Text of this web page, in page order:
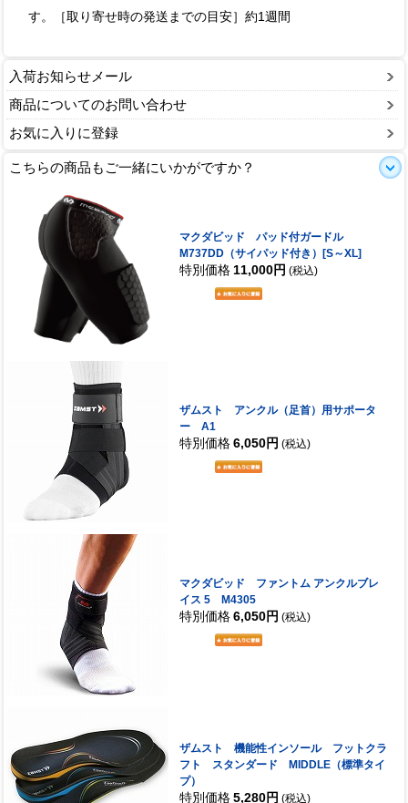
す。［取り寄せ時の発送までの目安］約1週間
入荷お知らせメール
商品についてのお問い合わせ
お気に入りに登録
こちらの商品もご一緒にいかがですか？
マクダビッド パッド付ガードル
M737DD（サイパッド付き）[S～XL]
特別価格 11,000円 (税込)
ザムスト アンクル（足首）用サポータ
ー A1
特別価格 6,050円 (税込)
マクダビッド ファントム アンクルブレ
イス 5 M4305
特別価格 6,050円 (税込)
ザムスト 機能性インソール フットクラ
フト スタンダード MIDDLE（標準タイ
プ）
特別価格 5,280円 (税込)